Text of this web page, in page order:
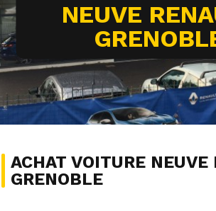
NEUVE
ACHAT VOITURE NEUVE
GRENOBLE